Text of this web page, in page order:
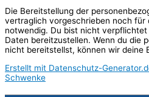
Die Bereitstellung der
vertraglich vorgeschrieben noch für
notwendig. Du bist nicht verpflichtet
Daten bereitzustellen. Wenn du die
nicht bereitstellst, können wir deine
Erstellt mit Datenschutz-
Schwenke